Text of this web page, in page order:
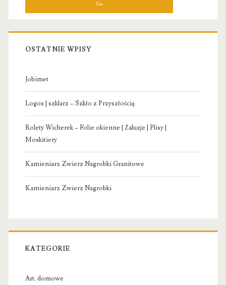
OSTATNIE WPISY
Jobimet
Logos | szklarz – Szkło z Przyszłością
Rolety Wicherek – Folie okienne | Żaluzje | Plisy |
Moskitiery
Kamieniarz Zwierz Nagrobki Granitowe
Kamieniarz Zwierz Nagrobki
KATEGORIE
Art. domowe